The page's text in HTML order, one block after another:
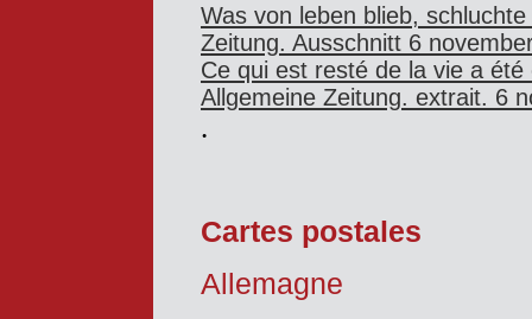
Was von leben blieb,
Zeitung. Ausschnitt 6
Ce qui est resté de la vie a
Allgemeine Zeitung. extrait. 6
.
Cartes postales
Allemagne